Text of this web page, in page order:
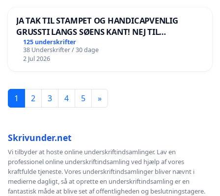
JA TAK TIL STAMPET OG HANDICAPVENLIG
GRUSSTI LANGS SØENS KANT! NEJ TIL
BOARDWALK VÆK FRA SØEN
125 underskrifter
38 Underskrifter / 30 dage
2 Jul 2026
1 2 3 4 5 »
Skrivunder.net
Vi tilbyder at hoste online underskriftindsamlinger. Lav en
professionel online underskriftindsamling ved hjælp af vores
kraftfulde tjeneste. Vores underskriftindsamlinger bliver nævnt i
medierne dagligt, så at oprette en underskriftindsamling er en
fantastisk måde at blive set af offentligheden og beslutningstagere.